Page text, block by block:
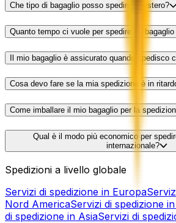
Che tipo di bagaglio posso spedire all'estero?
Quanto tempo ci vuole per spedire un
Il mio bagaglio è assicurato quando spedisco
Cosa devo fare se la mia spedizione è in
Come imballare il mio bagaglio per la
Qual è il modo più economico per
internazionale?
Spedizioni a livello globale
Servizi di spedizione in Europa
Nord AmericaServizi di spedizione
di spedizione in AsiaServizi di